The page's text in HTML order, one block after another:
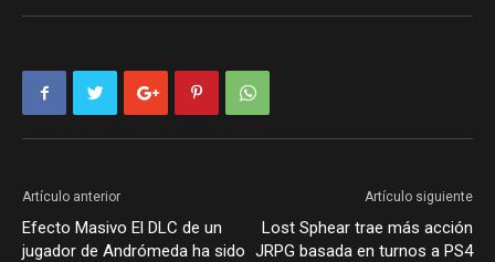
Artículo anterior
Efecto Masivo El DLC de un
jugador de Andrómeda ha sido
Artículo siguiente
Lost Sphear trae más acción
JRPG basada en turnos a PS4